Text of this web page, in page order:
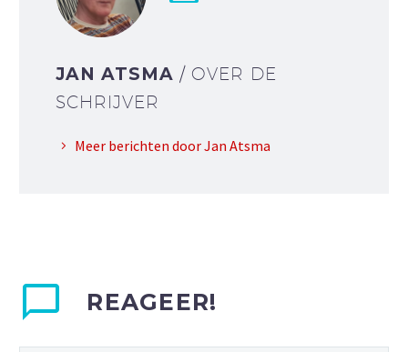
JAN ATSMA / OVER DE
SCHRIJVER
Meer berichten door Jan Atsma
REAGEER!